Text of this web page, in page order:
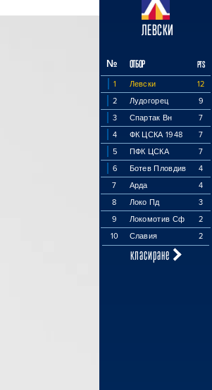
ЛЕВСКИ
№ ОТБОР PTS
1 Левски
12
2
Лудогорец
9
3
Спартак Вн
7
4
ФК ЦСКА 1948
7
5
ПФК ЦСКА
7
6
Ботев Пловдив
4
7
Арда
4
8
Локо Пд
3
9
Локомотив Сф
2
10
Славия 2
класиране